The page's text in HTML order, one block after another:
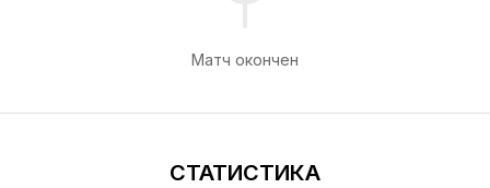
Матч окончен
СТАТИСТИКА